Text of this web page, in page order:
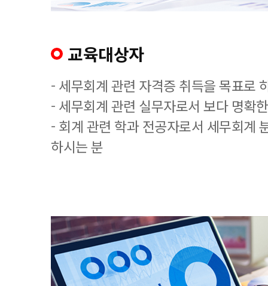
교육대상자
- 세무회계 관련 자격증 취득을 목표로
- 세무회계 관련 실무자로서 보다 명확
- 회계 관련 학과 전공자로서 세무회계
하시는 분